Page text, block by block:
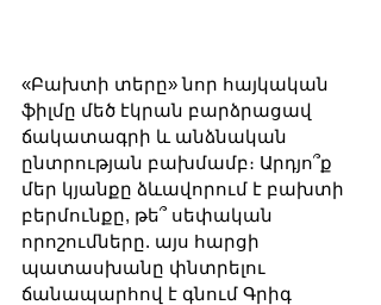
«Բախտի տերը» նոր հայկական
ֆիլմը մեծ էկրան բարձրացավ
ճակատագրի և անձնական
ընտրության բախմամբ։ Արդյո՞ք
մեր կյանքը ձևավորում է բախտի
բերմունքը, թե՞ սեփական
որոշումները. այս հարցի
պատասխանը փնտրելու
ճանապարհով է գնում Գրիգ